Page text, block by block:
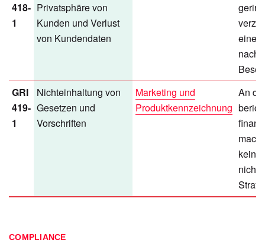
418-
1
Privatsphäre von
Kunden und Verlust
von Kundendaten
einen
nach
GRI
419-
1
Nichteinhaltung von
Gesetzen und
Vorschriften
Marketing und
Produktkennzeichnung
An
keine
COMPLIANCE